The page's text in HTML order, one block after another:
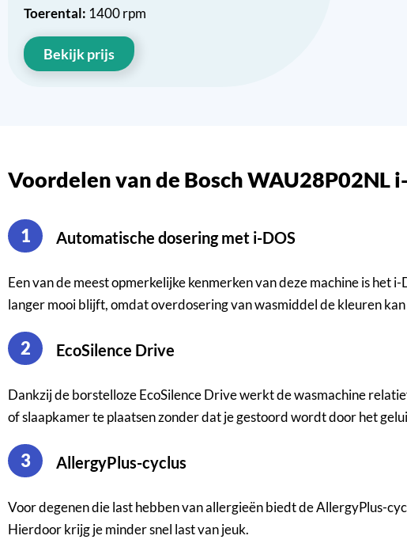
Toerental: 1400 rpm
Bekijk prijs
Voordelen van de Bosch WAU28P02NL
1 Automatische dosering met i-DOS
Een van de meest opmerkelijke kenmerken van deze machine is
langer mooi blijft, omdat overdosering van wasmiddel de kleuren
2 EcoSilence Drive
Dankzij de borstelloze EcoSilence Drive werkt de wasmachine
of slaapkamer te plaatsen zonder dat je gestoord wordt door het
3 AllergyPlus-cyclus
Voor degenen die last hebben van allergieën biedt de AllergyPlus-
Hierdoor krijg je minder snel last van jeuk.